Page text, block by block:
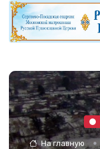
На главную